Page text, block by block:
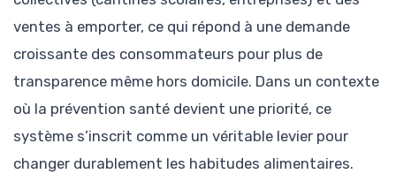
ventes à emporter, ce qui répond à une demande
croissante des consommateurs pour plus de
transparence même hors domicile. Dans un contexte
où la prévention santé devient une priorité, ce
système s’inscrit comme un véritable levier pour
changer durablement les habitudes alimentaires.